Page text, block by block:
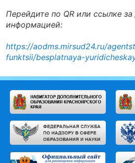
Перейдите по QR или ссылке
информацией:
https://aodms.mirsud24.ru/
funktsii/besplatnaya-